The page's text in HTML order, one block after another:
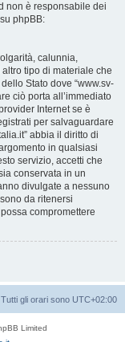
non è responsabile dei
phpBB:
calunnia,
tipo di materiale che
Stato dove “www.sv-
ciò porta all’immediato
Internet se è
per salvaguardare
abbia il diritto di
in qualsiasi
servizio, accetti che
conservata in un
divulgate a nessuno
da ritenersi
compromettere
Tutti gli orari sono UTC+02:00
Limited